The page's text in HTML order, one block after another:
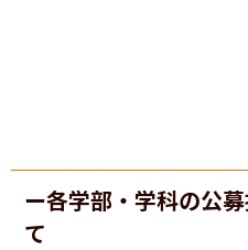
ー各学部・学科の公
て